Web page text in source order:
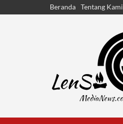
Beranda Tentang Kami